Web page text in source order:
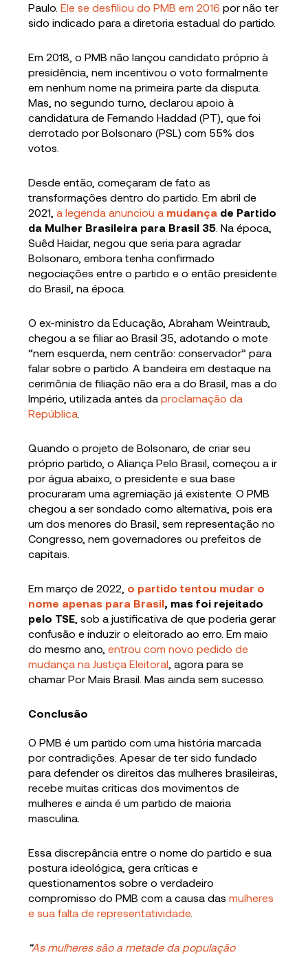
Paulo.Ele se desfiliou do PMB em 2016 por não ter
sido indicado para a diretoria estadual do partido.
Em 2018, o PMB não lançou candidato próprio à
presidência, nem incentivou o voto formalmente
em nenhum nome na primeira parte da disputa.
Mas, no segundo turno, declarou apoio à
candidatura de Fernando Haddad (PT), que foi
derrotado por Bolsonaro (PSL) com 55% dos
votos.
Desde então, começaram de fato as
transformações dentro do partido. Em abril de
2021,a legenda anunciou a mudança de Partido
da Mulher Brasileira para Brasil 35 . Na época,
Suêd Haidar, negou que seria para agradar
Bolsonaro, embora tenha confirmado
negociações entre o partido e o então presidente
do Brasil, na época.
O ex-ministro da Educação, Abraham Weintraub,
chegou a se filiar ao Brasil 35, adotando o mote
“nem esquerda, nem centrão: conservador” para
falar sobre o partido. A bandeira em destaque na
cerimônia de filiação não era a do Brasil, mas a do
Império, utilizada antes daproclamação da
República
Quando o projeto de Bolsonaro, de criar seu
próprio partido, o Aliança Pelo Brasil, começou a ir
por água abaixo, o presidente e sua base
procuraram uma agremiação já existente. O PMB
chegou a ser sondado como alternativa, pois era
um dos menores do Brasil, sem representação no
Congresso, nem governadores ou prefeitos de
capitais.
Em março de 2022, o partido tentou mudar o
nome apenas para Brasil, mas foi rejeitado
pelo TSE , sob a justificativa de que poderia gerar
confusão e induzir o eleitorado ao erro. Em maio
do mesmo ano,entrou com novo pedido de
mudança na Justiça Eleitoral , agora para se
chamar Por Mais Brasil. Mas ainda sem sucesso.
Conclusão
O PMB é um partido com uma história marcada
por contradições. Apesar de ter sido fundado
para defender os direitos das mulheres brasileiras,
recebe muitas criticas dos movimentos de
mulheres e ainda é um partido de maioria
masculina.
Essa discrepância entre o nome do partido e sua
postura ideológica, gera críticas e
questionamentos sobre o verdadeiro
compromisso do PMB com a causa dasmulheres
e sua falta de representatividade.
“As mulheres são a metade da população